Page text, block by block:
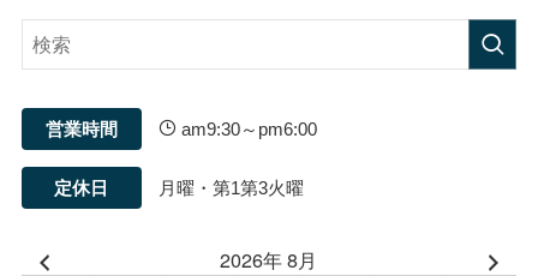
営業時間 am9:30～pm6:00
定休日 月曜・第1第3火曜
2026年 8月